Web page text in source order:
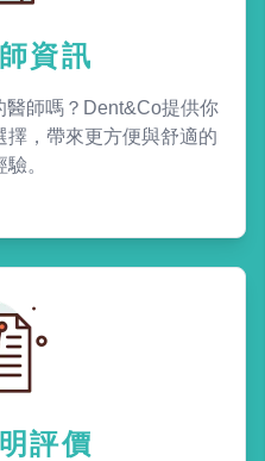
資訊
師嗎？Dent&Co提供你
，帶來更方便與舒適的
。
評價